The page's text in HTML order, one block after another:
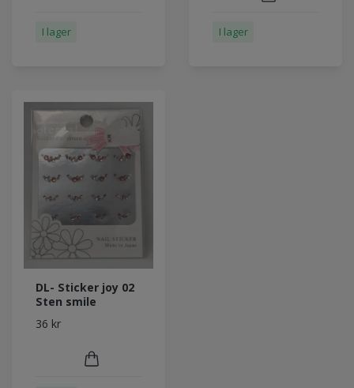
I lager I lager
DL- Sticker joy 02
Sten smile
36 kr